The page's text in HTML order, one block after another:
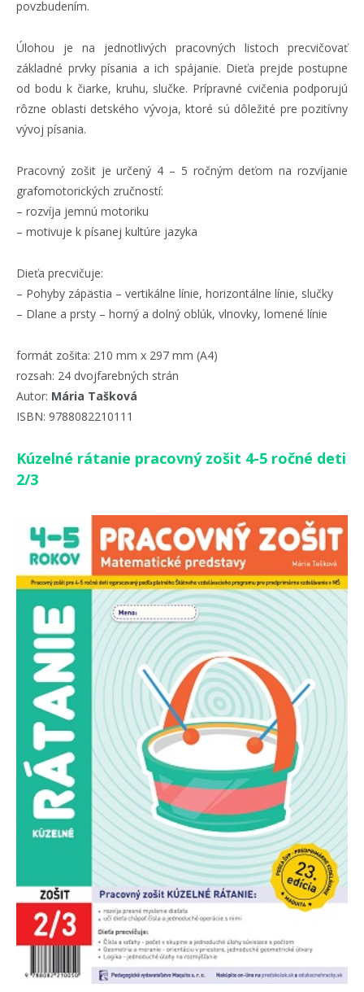
povzbudením.
Úlohou je na jednotlivých pracovných listoch precvičovať
základné prvky písania a ich spájanie. Dieťa prejde postupne
od bodu k čiarke, kruhu, slučke. Prípravné cvičenia podporujú
rôzne oblasti detského vývoja, ktoré sú dôležité pre pozitívny
vývoj písania.
Pracovný zošit je určený 4 – 5 ročným deťom na rozvíjanie
grafomotorických zručností:
– rozvíja jemnú motoriku
– motivuje k písanej kultúre jazyka
Dieťa precvičuje:
– Pohyby zápästia – vertikálne línie, horizontálne línie, slučky
– Dlane a prsty – horný a dolný oblúk, vlnovky, lomené línie
formát zošita: 210 mm x 297 mm (A4)
rozsah: 24 dvojfarebných strán
Autor: Mária Tašková
ISBN: 9788082210111
Kúzelné rátanie pracovný zošit 4-5 ročné deti
2/3